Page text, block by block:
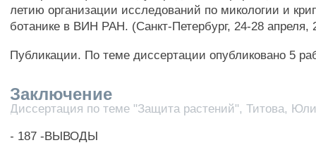
летию организации исследований по микологии и
ботанике в ВИН РАН. (Санкт-Петербург, 24-28 апреля,
Публикации. По теме диссертации опубликовано 5
Заключение
Диссертация по теме "Защита растений", Титова,
- 187 -ВЫВОДЫ